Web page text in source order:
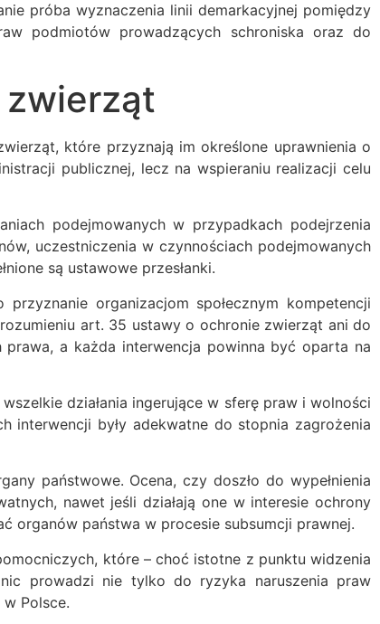
próba wyznaczenia linii demarkacyjnej pomiędzy
podmiotów prowadzących schroniska oraz do
zwierząt
które przyznają im określone uprawnienia o
publicznej, lecz na wspieraniu realizacji celu
podejmowanych w przypadkach podejrzenia
uczestniczenia w czynnościach podejmowanych
są ustawowe przesłanki.
organizacjom społecznym kompetencji
art. 35 ustawy o ochronie zwierząt ani do
prawa, a każda interwencja powinna być oparta na
działania ingerujące w sferę praw i wolności
interwencji były adekwatne do stopnia zagrożenia
państwowe. Ocena, czy doszło do wypełnienia
nawet jeśli działają one w interesie ochrony
organów państwa w procesie subsumcji prawnej.
które – choć istotne z punktu widzenia
prowadzi nie tylko do ryzyka naruszenia praw
Polsce.